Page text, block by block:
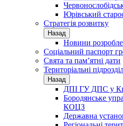
Юрівський
Стратегія розвитку
Назад
Новини
Соціальний паспорт
Свята та пам’ятні дати
Територіальні
Назад
ДПІ ГУ ДПС у
Бородянське
КОЦЗ
Державна